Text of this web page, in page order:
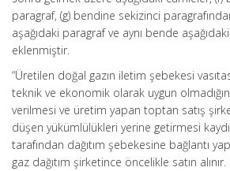
paragraf, (g) bendine sekizinci
aşağıdaki paragraf ve aynı bende
eklenmiştir.
“Üretilen doğal gazın iletim şebekesi
teknik ve ekonomik olarak uygun
verilmesi ve üretim yapan toptan satış
düşen yükümlülükleri yerine getirmesi
tarafından dağıtım şebekesine bağlantı
gaz dağıtım şirketince öncelikle satın